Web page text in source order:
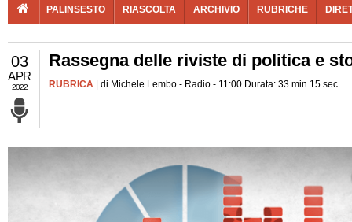
PALINSESTO RIASCOLTA ARCHIVIO RUBRICHE
03
APR
2022
Rassegna delle riviste di politica e
RUBRICA | di Michele Lembo - Radio - 11:00 Durata: 33 min 15 sec